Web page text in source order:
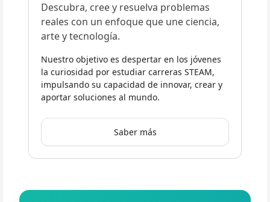
Descubra, cree y resuelva problemas
reales con un enfoque que une ciencia,
arte y tecnología.
Nuestro objetivo es despertar en los jóvenes
la curiosidad por estudiar carreras STEAM,
impulsando su capacidad de innovar, crear y
aportar soluciones al mundo.
Saber más